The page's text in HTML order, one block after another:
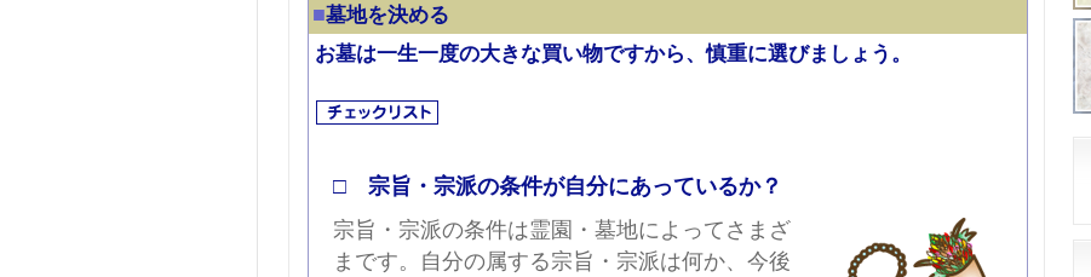
■墓地を決める
お墓は一生一度の大きな買い物ですから、慎重に選びましょう。
□ 宗旨・宗派の条件が自分にあっているか？
宗旨・宗派の条件は霊園・墓地によってさまざ
まです。自分の属する宗旨・宗派は何か、今後